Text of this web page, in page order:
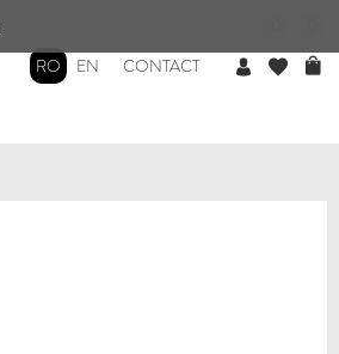
RO EN CONTACT